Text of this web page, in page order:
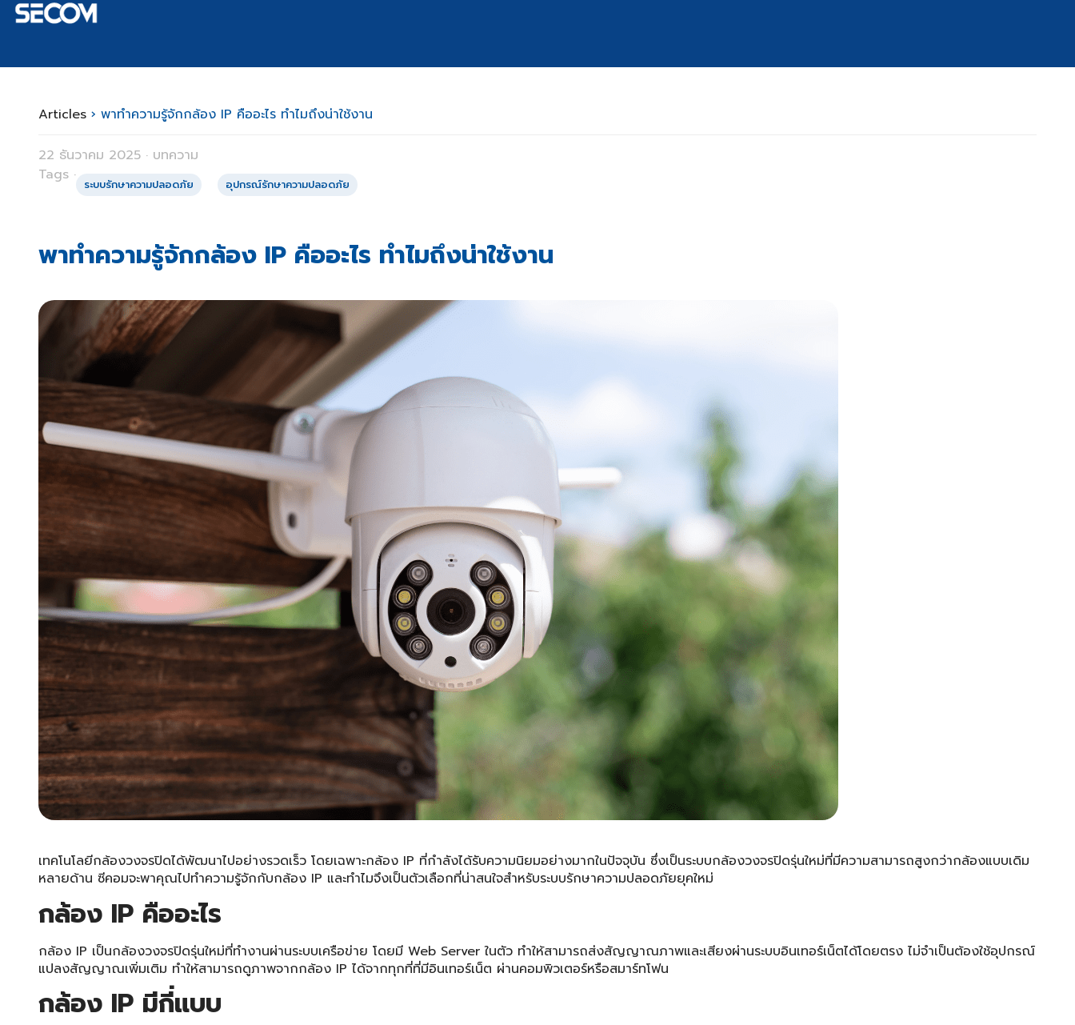
Articles › พาทำความรู้จักกล้อง IP คืออะไร ทำไมถึงน่าใช้งาน
22 ธันวาคม 2025 · บทความ
Tags ·
ระบบรักษาความปลอดภัย อุปกรณ์รักษาความปลอดภัย
พาทำความรู้จักกล้อง IP คืออะไร ทำไมถึงน่าใช้งาน
เทคโนโลยีกล้องวงจรปิดได้พัฒนาไปอย่างรวดเร็ว โดยเฉพาะกล้อง IP ที่กำลังได้รับความนิยมอย่างมากในปัจจุบัน ซึ่งเป็นระบบกล้องวงจรปิดรุ่นใหม่ที่มีความสามารถสูงกว่ากล้องแบบเดิม
หลายด้าน ซีคอมจะพาคุณไปทำความรู้จักกับกล้อง IP และทำไมจึงเป็นตัวเลือกที่น่าสนใจสำหรับระบบรักษาความปลอดภัยยุคใหม่
กล้อง IP คืออะไร
กล้อง IP เป็นกล้องวงจรปิดรุ่นใหม่ที่ทำงานผ่านระบบเครือข่าย โดยมี Web Server ในตัว ทำให้สามารถส่งสัญญาณภาพและเสียงผ่านระบบอินเทอร์เน็ตได้โดยตรง ไม่จำเป็นต้องใช้อุปกรณ์
แปลงสัญญาณเพิ่มเติม ทำให้สามารถดูภาพจากกล้อง IP ได้จากทุกที่ที่มีอินเทอร์เน็ต ผ่านคอมพิวเตอร์หรือสมาร์ทโฟน
กล้อง IP มีกี่แบบ